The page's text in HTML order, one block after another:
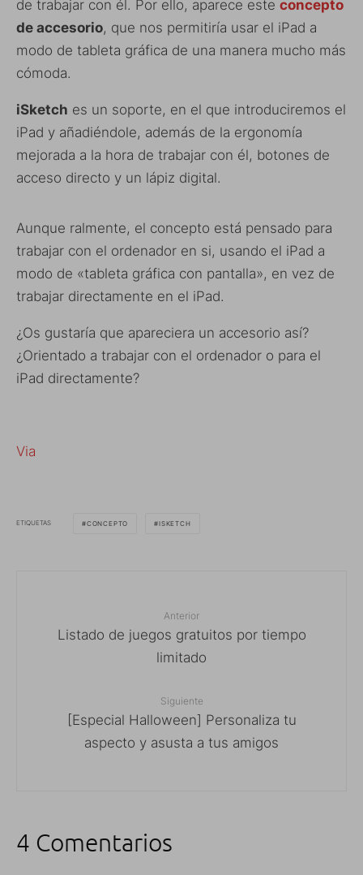
de trabajar con él. Por ello, aparece este concepto
de accesorio, que nos permitiría usar el iPad a
modo de tableta gráfica de una manera mucho más
cómoda.
iSketch es un soporte, en el que introduciremos el
iPad y añadiéndole, además de la ergonomía
mejorada a la hora de trabajar con él, botones de
acceso directo y un lápiz digital.
Aunque ralmente, el concepto está pensado para
trabajar con el ordenador en si, usando el iPad a
modo de «tableta gráfica con pantalla», en vez de
trabajar directamente en el iPad.
¿Os gustaría que apareciera un accesorio así?
¿Orientado a trabajar con el ordenador o para el
iPad directamente?
Via
ETIQUETAS CONCEPTO ISKETCH
Anterior
Listado de juegos gratuitos por tiempo
limitado
Siguiente
[Especial Halloween] Personaliza tu
aspecto y asusta a tus amigos
4 Comentarios